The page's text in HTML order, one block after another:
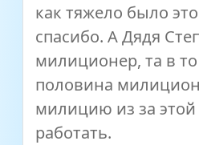
как тяжело было
спасибо. А Дядя
милиционер, та в
половина
милицию из за
работать.